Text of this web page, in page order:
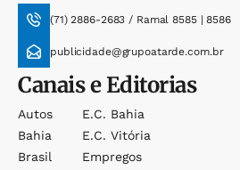
(71) 2886-2683 / Ramal 8585 | 8586
publicidade@grupoatarde.com.br
Canais e Editorias
Autos
Bahia
Brasil
E.c. Bahia
E.c. Vitória
Empregos